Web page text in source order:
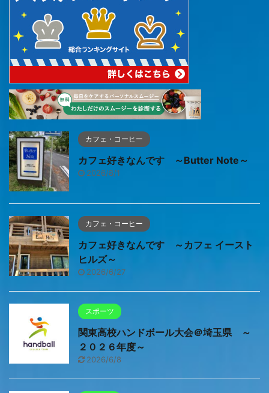
カフェ・コーヒー
カフェ好きなんです ～Butter Note～
2026/8/1
カフェ・コーヒー
カフェ好きなんです ～カフェ イースト
ヒルズ～
2026/6/27
スポーツ
関東高校ハンドボール大会＠埼玉県 ～
２０２６年度～
2026/6/8